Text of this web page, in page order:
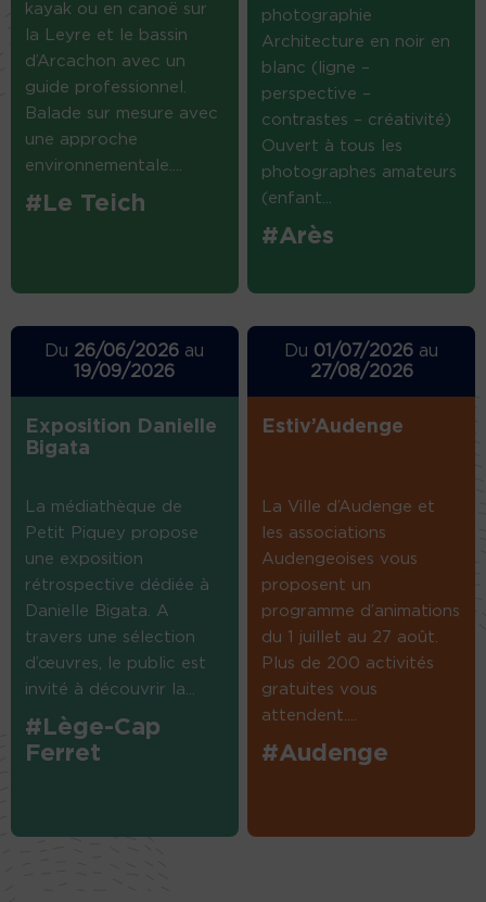
kayak ou en canoë sur
la Leyre et le bassin
d’Arcachon avec un
guide professionnel.
Balade sur mesure avec
une approche
environnementale....
#Le Teich
photographie
Architecture en noir en
blanc (ligne –
perspective –
contrastes – créativité)
Ouvert à tous les
photographes amateurs
(enfant...
#Arès
Du 26/06/2026 au
19/09/2026
Exposition Danielle
Bigata
La médiathèque de
Petit Piquey propose
une exposition
rétrospective dédiée à
Danielle Bigata. A
travers une sélection
d’œuvres, le public est
invité à découvrir la...
#Lège-Cap
Ferret
Du 01/07/2026 au
27/08/2026
Estiv’Audenge
La Ville d’Audenge et
les associations
Audengeoises vous
proposent un
programme d’animations
du 1 juillet au 27 août.
Plus de 200 activités
gratuites vous
attendent....
#Audenge